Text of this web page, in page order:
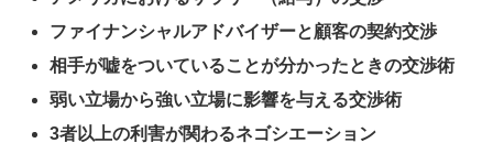
ファイナンシャルアドバイザーと顧客の契約交渉
相手が嘘をついていることが分かったときの交渉術
弱い立場から強い立場に影響を与える交渉術
3者以上の利害が関わるネゴシエーション